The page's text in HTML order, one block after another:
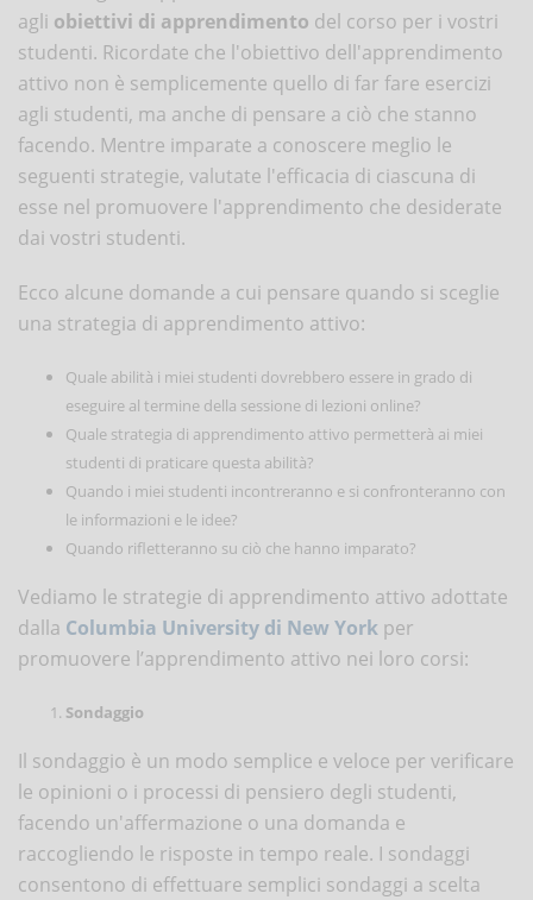
agli obiettivi di apprendimento del corso per i vostri
studenti. Ricordate che l'obiettivo dell'apprendimento
attivo non è semplicemente quello di far fare esercizi
agli studenti, ma anche di pensare a ciò che stanno
facendo. Mentre imparate a conoscere meglio le
seguenti strategie, valutate l'efficacia di ciascuna di
esse nel promuovere l'apprendimento che desiderate
dai vostri studenti.
Ecco alcune domande a cui pensare quando si sceglie
una strategia di apprendimento attivo:
Quale abilità i miei studenti dovrebbero essere in grado di
eseguire al termine della sessione di lezioni online?
Quale strategia di apprendimento attivo permetterà ai miei
studenti di praticare questa abilità?
Quando i miei studenti incontreranno e si confronteranno con
le informazioni e le idee?
Quando rifletteranno su ciò che hanno imparato?
Vediamo le strategie di apprendimento attivo adottate
dalla Columbia University di New York per
promuovere l’apprendimento attivo nei loro corsi:
Sondaggio
Il sondaggio è un modo semplice e veloce per verificare
le opinioni o i processi di pensiero degli studenti,
facendo un'affermazione o una domanda e
raccogliendo le risposte in tempo reale. I sondaggi
consentono di effettuare semplici sondaggi a scelta